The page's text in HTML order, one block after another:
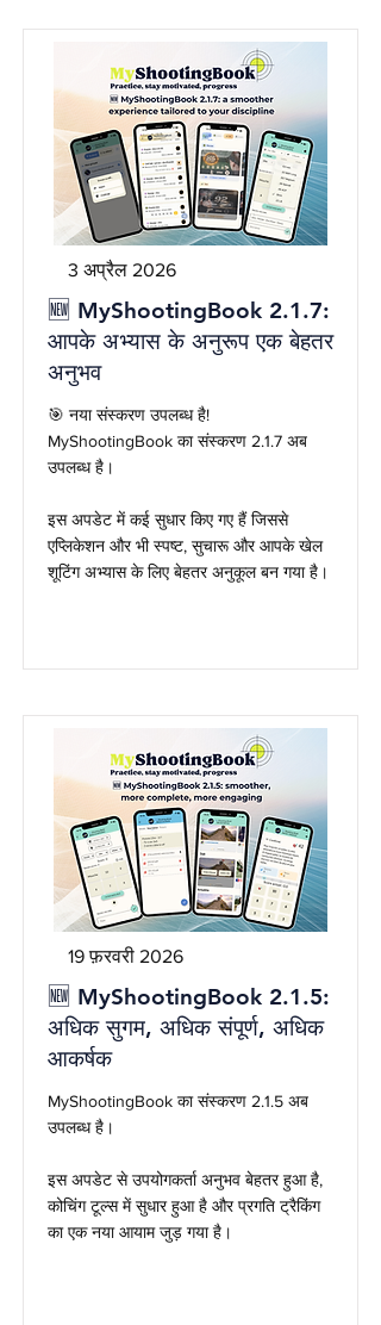
3 अप्रैल 2026
🆕 MyShootingBook 2.1.7:
आपके अभ्यास के अनुरूप एक बेहतर
अनुभव
🎯 नया संस्करण उपलब्ध है!
MyShootingBook का संस्करण 2.1.7 अब
उपलब्ध है।
इस अपडेट में कई सुधार किए गए हैं जिससे
एप्लिकेशन और भी स्पष्ट, सुचारू और आपके खेल
शूटिंग अभ्यास के लिए बेहतर अनुकूल बन गया है।
19 फ़रवरी 2026
🆕 MyShootingBook 2.1.5:
अधिक सुगम, अधिक संपूर्ण, अधिक
आकर्षक
MyShootingBook का संस्करण 2.1.5 अब
उपलब्ध है।
इस अपडेट से उपयोगकर्ता अनुभव बेहतर हुआ है,
कोचिंग टूल्स में सुधार हुआ है और प्रगति ट्रैकिंग
का एक नया आयाम जुड़ गया है।